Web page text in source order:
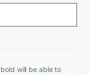
will be able to